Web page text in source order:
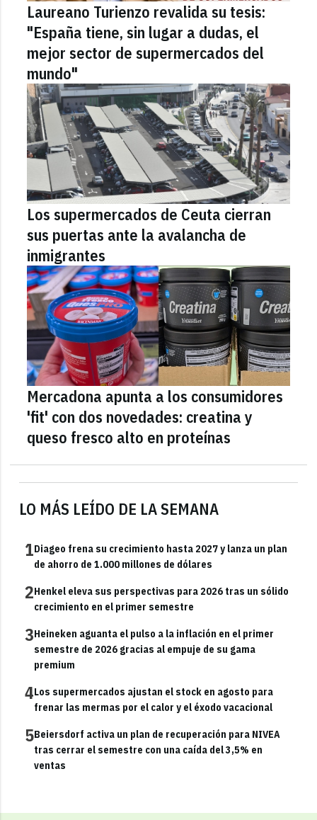
LO MÁS LEÍDO DE LA SEMANA
1Diageo frena su crecimiento hasta 2027 y lanza un plan
de ahorro de 1.000 millones de dólares
2Henkel eleva sus perspectivas para 2026 tras un sólido
crecimiento en el primer semestre
3Heineken aguanta el pulso a la inflación en el primer
semestre de 2026 gracias al empuje de su gama
premium
4Los supermercados ajustan el stock en agosto para
frenar las mermas por el calor y el éxodo vacacional
5Beiersdorf activa un plan de recuperación para NIVEA
tras cerrar el semestre con una caída del 3,5% en
ventas
Laureano Turienzo revalida su tesis:
"España tiene, sin lugar a dudas, el
mejor sector de supermercados del
mundo"
Los supermercados de Ceuta cierran
sus puertas ante la avalancha de
inmigrantes
Mercadona apunta a los consumidores
'fit' con dos novedades: creatina y
queso fresco alto en proteínas